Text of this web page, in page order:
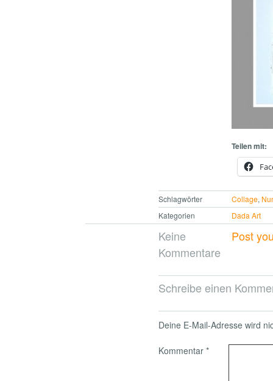
Teilen mit:
Schlagwörter Collage,
Kategorien
Dada Art
Keine
Kommentare
Post
Schreibe einen
Deine E-Mail-Adresse wird
Kommentar *